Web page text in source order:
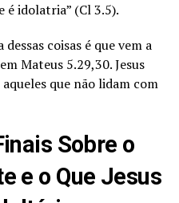
é idolatria” (Cl 3.5).
coisas é que vem a
Mateus 5.29,30. Jesus
que não lidam com
Sobre o
e o Que Jesus